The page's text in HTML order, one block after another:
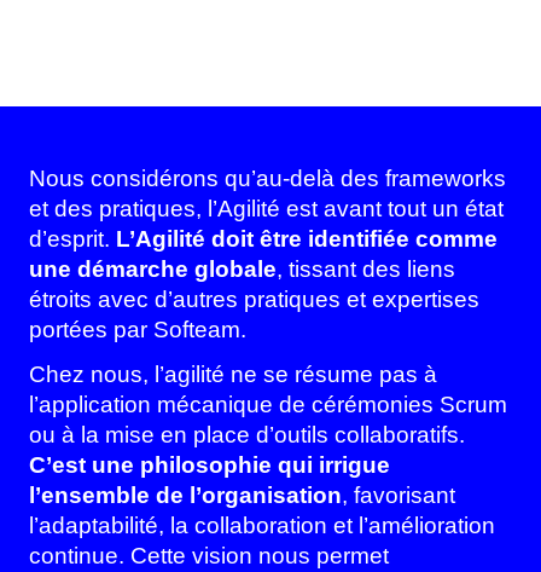
Nous considérons qu’au-delà des frameworks
et des pratiques, l’Agilité est avant tout un état
d’esprit. L’Agilité doit être identifiée comme
une démarche globale, tissant des liens
étroits avec d’autres pratiques et expertises
portées par Softeam.
Chez nous, l’agilité ne se résume pas à
l’application mécanique de cérémonies Scrum
ou à la mise en place d’outils collaboratifs.
C’est une philosophie qui irrigue
l’ensemble de l’organisation, favorisant
l’adaptabilité, la collaboration et l’amélioration
continue. Cette vision nous permet